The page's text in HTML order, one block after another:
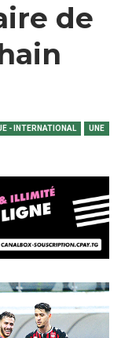
de
- INTERNATIONAL UNE